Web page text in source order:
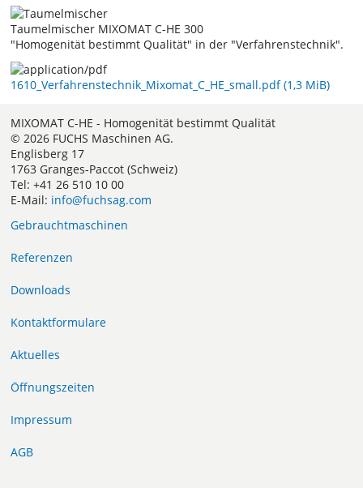
Taumelmischer MIXOMAT C-HE 300
"Homogenität bestimmt Qualität" in der "Verfahrenstechnik".
1610_Verfahrenstechnik_Mixomat_C_HE_small.pdf(1,3 MiB)
MIXOMAT C-HE - Homogenität bestimmt Qualität
© 2026 FUCHS Maschinen AG.
Englisberg 17
1763 Granges-Paccot (Schweiz)
Tel: +41 26 510 10 00
E-Mail: info@fuchsag.com
Gebrauchtmaschinen
Referenzen
Downloads
Kontaktformulare
Aktuelles
Öffnungszeiten
Impressum
AGB